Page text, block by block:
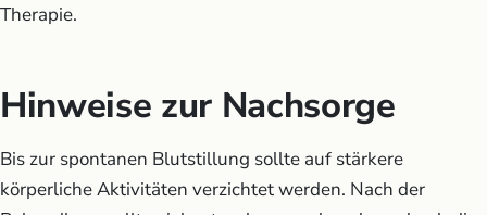
Therapie.
Hinweise zur Nachsorge
Bis zur spontanen Blutstillung sollte auf stärkere
körperliche Aktivitäten verzichtet werden. Nach der